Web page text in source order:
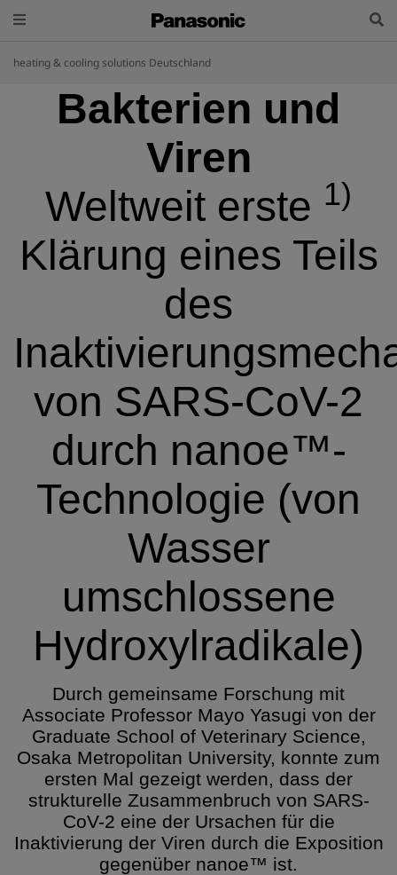
heating & cooling solutions Deutschland
Bakterien und
Viren
Weltweit erste 1)
Klärung eines Teils
des
von SARS-CoV-2
durch nanoe™-
Technologie (von
Wasser
umschlossene
Hydroxylradikale)
Durch gemeinsame Forschung mit
Associate Professor Mayo Yasugi von der
Graduate School of Veterinary Science,
Osaka Metropolitan University, konnte zum
ersten Mal gezeigt werden, dass der
strukturelle Zusammenbruch von SARS-
CoV-2 eine der Ursachen für die
Inaktivierung der Viren durch die Exposition
gegenüber nanoe™ ist.